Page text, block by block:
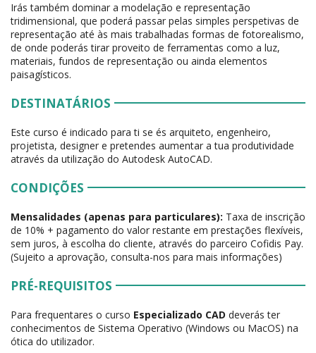
Irás também dominar a modelação e representação
tridimensional, que poderá passar pelas simples perspetivas de
representação até às mais trabalhadas formas de fotorealismo,
de onde poderás tirar proveito de ferramentas como a luz,
materiais, fundos de representação ou ainda elementos
paisagísticos.
DESTINATÁRIOS
Este curso é indicado para ti se és arquiteto, engenheiro,
projetista, designer e pretendes aumentar a tua produtividade
através da utilização do Autodesk AutoCAD.
CONDIÇÕES
Mensalidades (apenas para particulares): Taxa de inscrição
de 10% + pagamento do valor restante em prestações flexíveis,
sem juros, à escolha do cliente, através do parceiro Cofidis Pay.
(Sujeito a aprovação, consulta-nos para mais informações)
PRÉ-REQUISITOS
Para frequentares o curso Especializado CAD deverás ter
conhecimentos de Sistema Operativo (Windows ou MacOS) na
ótica do utilizador.